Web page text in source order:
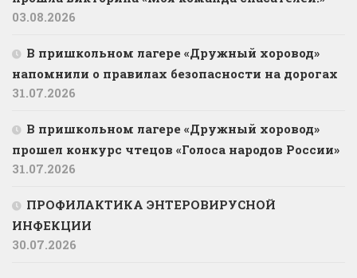
03.08.2026
В пришкольном лагере «Дружный хоровод»
напомнили о правилах безопасности на дорогах
31.07.2026
В пришкольном лагере «Дружный хоровод»
прошел конкурс чтецов «Голоса народов России»
31.07.2026
ПРОФИЛАКТИКА ЭНТЕРОВИРУСНОЙ
ИНФЕКЦИИ
30.07.2026